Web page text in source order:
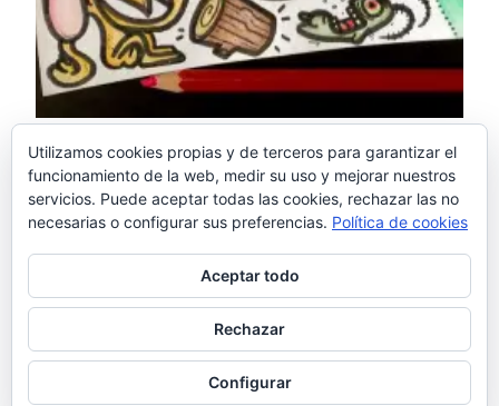
La imagen de mayo –
Adicto a los 90s
Yo también fui un adolescente teleadicto en los 90s
Una publicación compartida de El otro Samu
(@elotrosamu) el 22 May, 2018 a las 3:03 PDT
Utilizamos cookies propias y de terceros para garantizar el
funcionamiento de la web, medir su uso y mejorar nuestros
servicios. Puede aceptar todas las cookies, rechazar las no
necesarias o configurar sus preferencias. Política de cookies
Aceptar todo
Rechazar
Configurar